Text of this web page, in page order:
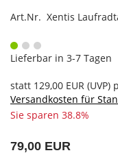
Art.Nr. Xentis
Lieferbar in 3-7 Tagen
statt 129,00 EUR (UVP)
Versandkosten für
Sie sparen 38.8%
79,00 EUR